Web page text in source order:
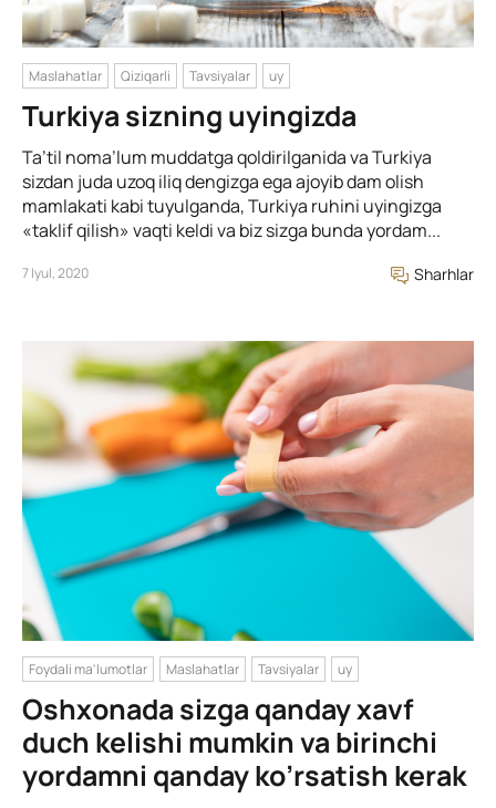
Maslahatlar Qiziqarli Tavsiyalar uy
Turkiya sizning uyingizda
Ta’til noma’lum muddatga qoldirilganida va Turkiya
sizdan juda uzoq iliq dengizga ega ajoyib dam olish
mamlakati kabi tuyulganda, Turkiya ruhini uyingizga
«taklif qilish» vaqti keldi va biz sizga bunda yordam...
7 Iyul, 2020 Sharhlar
Foydali ma'lumotlar Maslahatlar Tavsiyalar uy
Oshxonada sizga qanday xavf
duch kelishi mumkin va birinchi
yordamni qanday ko’rsatish kerak